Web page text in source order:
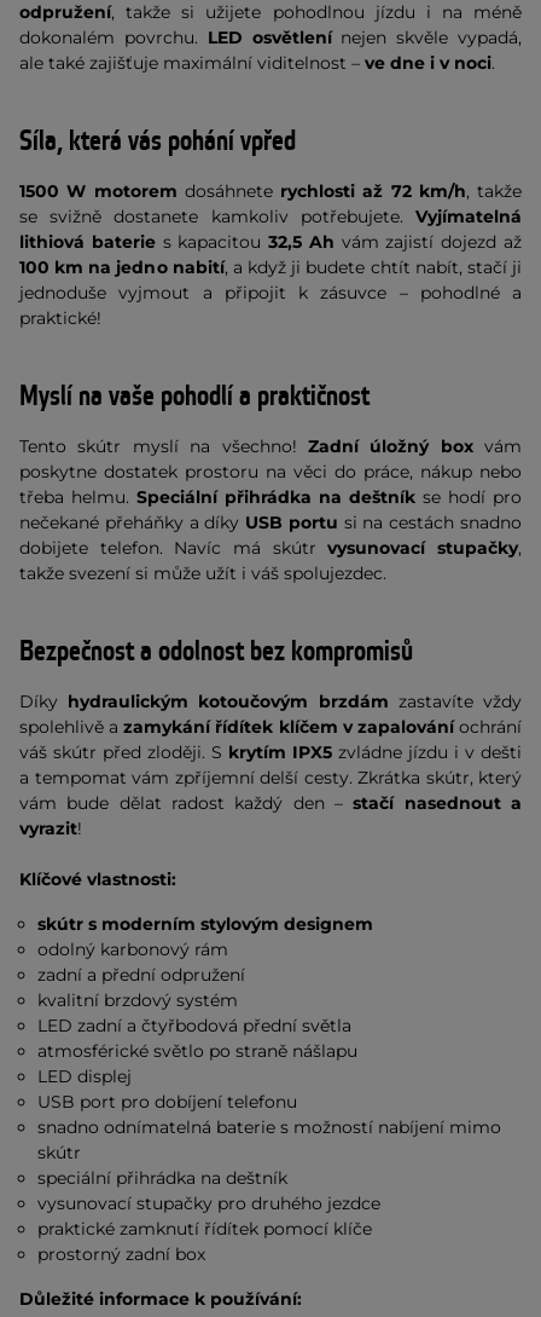
odpružení, takže si užijete pohodlnou jízdu i na méně
dokonalém povrchu. LED osvětlení nejen skvěle vypadá,
ale také zajišťuje maximální viditelnost – ve dne i v noci.
Síla, která vás pohání vpřed
1500 W motorem dosáhnete rychlosti až 72 km/h, takže
se svižně dostanete kamkoliv potřebujete. Vyjímatelná
lithiová bateries kapacitou32,5 Ah vám zajistí dojezd až
100 km na jedno nabití, a když ji budete chtít nabít, stačí ji
jednoduše vyjmout a připojit k zásuvce – pohodlné a
praktické!
Myslí na vaše pohodlí a praktičnost
Tento skútr myslí na všechno! Zadní úložný boxvám
poskytne dostatek prostoru na věci do práce, nákup nebo
třeba helmu. Speciální přihrádka na deštník se hodí pro
nečekané přeháňky a díky USB portu si na cestách snadno
dobijete telefon. Navíc má skútrvysunovací stupačky,
takže svezení si může užít i váš spolujezdec.
Bezpečnost a odolnost bez kompromisů
Díky hydraulickým kotoučovým brzdám zastavíte vždy
spolehlivě azamykání řídítek klíčem v zapalováníochrání
váš skútr před zloději. S krytím IPX5 zvládne jízdu i v dešti
a tempomat vám zpříjemní delší cesty. Zkrátka skútr, který
vám bude dělat radost každý den –stačí nasednout a
vyrazit!
Klíčové vlastnosti:
skútr s moderním stylovým designem
odolný karbonový rám
zadní a přední odpružení
kvalitní brzdový systém
LED zadní a čtyřbodová přední světla
atmosférické světlo po straně nášlapu
LED displej
USB port pro dobíjení telefonu
snadno odnímatelná baterie s možností nabíjení mimo
skútr
speciální přihrádka na deštník
vysunovací stupačky pro druhého jezdce
praktické zamknutí řídítek pomocí klíče
prostorný zadní box
Důležité informace k používání: